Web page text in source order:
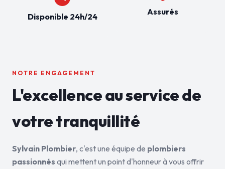
Disponible 24h/24 Assurés
NOTRE ENGAGEMENT
L'excellence au service de
votre tranquillité
Sylvain Plombier, c'est une équipe de plombiers
passionnés qui mettent un point d'honneur à vous offrir